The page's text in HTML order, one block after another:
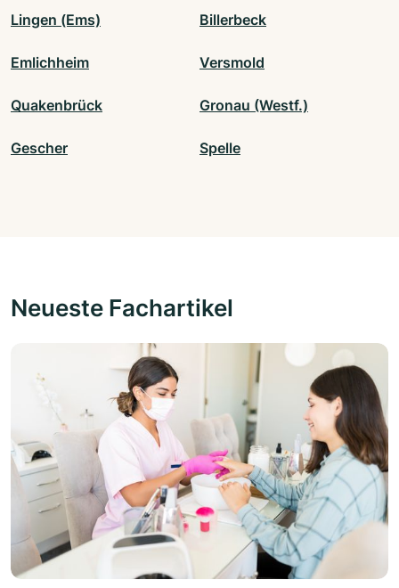
Lingen (Ems) Billerbeck
Emlichheim Versmold
Quakenbrück Gronau (Westf.)
Gescher Spelle
Neueste Fachartikel